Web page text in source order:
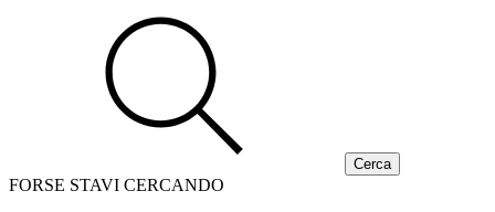
FORSE STAVI CERCANDO